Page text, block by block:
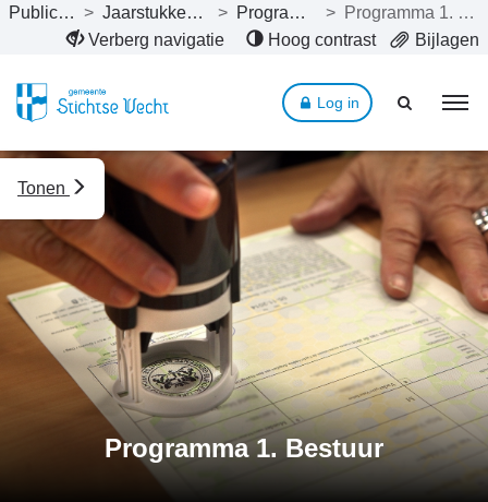
Naar hoofdinhoud
Publicaties > Jaarstukken 2024 > Programma’s >
Programma 1. Bestuur
Verberg navigatie
Hoog contrast Bijlagen
Log in
Programma 1. Bestuur
Tonen